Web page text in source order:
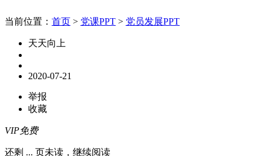
当前位置： 首页 > 党课PPT > 党员发展PPT
天天向上
2020-07-21
举报
收藏
VIP免费
还剩 ... 页未读， 继续阅读